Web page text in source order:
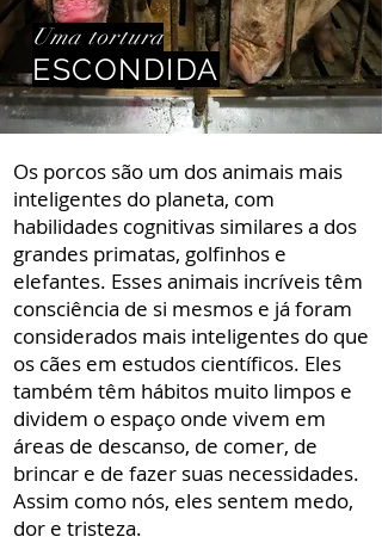
Uma tortura
ESCONDIDA
Os porcos são um dos animais mais
inteligentes do planeta, com
habilidades cognitivas similares a dos
grandes primatas, golfinhos e
elefantes. Esses animais incríveis têm
consciência de si mesmos e já foram
considerados mais inteligentes do que
os cães em estudos científicos. Eles
também têm hábitos muito limpos e
dividem o espaço onde vivem em
áreas de descanso, de comer, de
brincar e de fazer suas necessidades.
Assim como nós, eles sentem medo,
dor e tristeza.